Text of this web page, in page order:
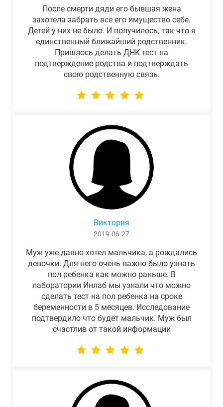
После смерти дяди его бывшая жена
захотела забрать все его имущество себе.
Детей у них не было. И получилось, так что я
единственный ближайший родственник.
Пришлось делать ДНК тест на
подтверждение родства и подтверждать
свою родственную связь.
Виктория
2019-06-27
Муж уже давно хотел мальчика, а рождались
девочки. Для него очень важно было узнать
пол ребенка как можно раньше. В
лаборатории Инлаб мы узнали что можно
сделать тест на пол ребенка на сроке
беременности в 5 месяцев. Исследование
подтвердило что будет мальчик. Муж был
счастлив от такой информации